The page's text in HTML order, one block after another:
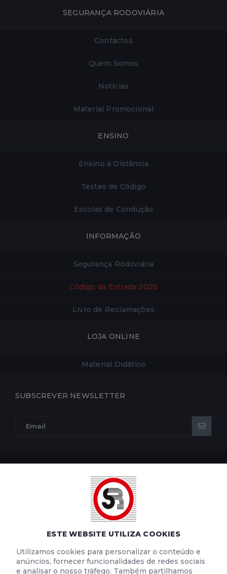
ESTE WEBSITE UTILIZA COOKIES
Utilizamos cookies para personalizar o conteúdo e
anúncios, fornecer funcionalidades de redes sociais
e analisar o nosso tráfego. Também partilhamos
SEGURANÇA RODOVIÁRIA
Contactos
Quem Somos
Notícias
Material Promocional
ENSINO
Ensino à Distância
Testes de Código
Escolas de Condução
INFORMAÇÃO
Segurança Rodoviária
Código da Estrada 2026
Livro de Reclamações
LOJA ONLINE
Material Didático
SUBSCREVER NEWSLETTER
POLÍTICA DE COOKIES
TERMOS E CONDIÇÕES DE UTILIZAÇÃO